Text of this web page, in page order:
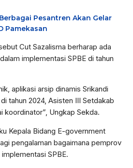
Pesantren Akan Gelar
Pamekasan
Cut Sazalisma berharap ada
implementasi SPBE di tahun
aplikasi arsip dinamis Srikandi
tahun 2024, Asisten III Setdakab
koordinator”, Ungkap Sekda.
Kepala Bidang E-government
pengalaman bagaimana pemprov
SPBE.